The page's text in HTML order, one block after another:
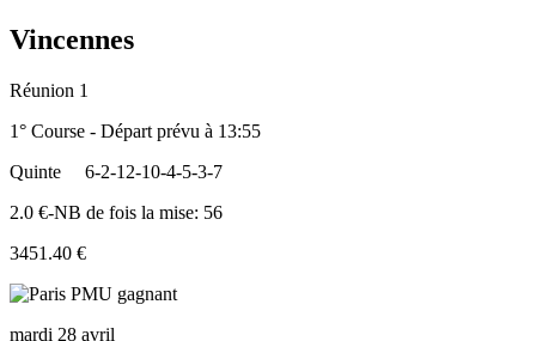
Vincennes
Réunion 1
1° Course - Départ prévu à 13:55
Quinte
6-2-12-10-4-5-3-7
2.0 €-NB de fois la mise: 56
3451.40 €
mardi 28 avril